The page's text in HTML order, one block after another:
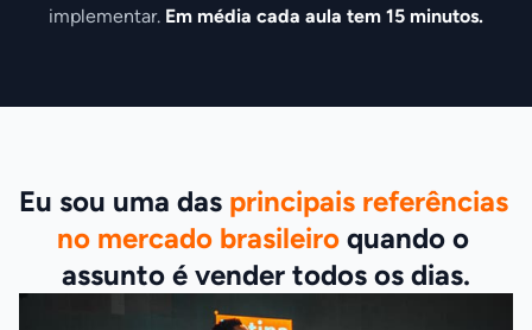
implementar. Em média cada aula tem 15 minutos.
Eu sou uma das principais referências
no mercado brasileiro quando o
assunto é vender todos os dias.